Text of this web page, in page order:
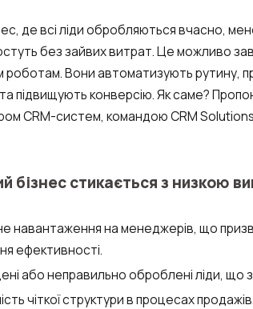
де всі ліди обробляються вчасно,
без зайвих витрат. Це можливо
роботам. Вони автоматизують рутину,
підвищують конверсію. Як саме?
CRM-систем, командою CRM
бізнес стикається з низкою
навантаження на менеджерів, що
ефективності.
або неправильно оброблені ліди, що
чіткої структури в процесах продажів.